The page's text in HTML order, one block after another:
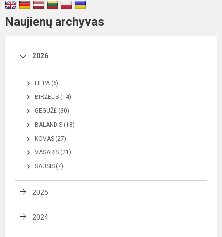
Naujienų archyvas
2026
LIEPA (6)
BIRŽELIS (14)
GEGUŽĖ (30)
BALANDIS (18)
KOVAS (27)
VASARIS (21)
SAUSIS (7)
2025
2024